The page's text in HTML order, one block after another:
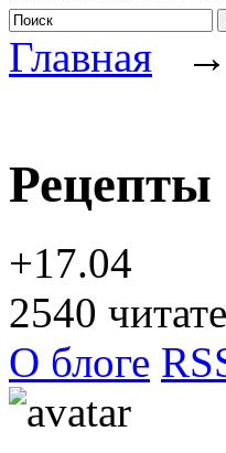
Главная →
Рецепты
+17.04
2540
О блоге